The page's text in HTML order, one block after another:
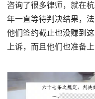
咨询了很多律师，就在
年一直等待判决结果，
他们签约截止也没赚到
上诉，而且他们也准备上